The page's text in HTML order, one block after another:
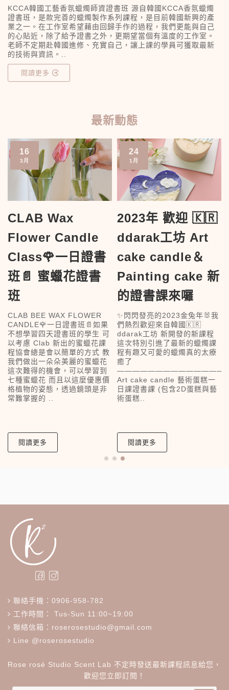
KCCA韓國工藝香氛蠟燭師資證書班 源自韓國KCCA香氛蠟燭
證書班，是款完善的蠟燭製作系列課程，是目前韓國新興的產
業之一。在工作室希望藉由回歸手作的過程，我們更能與自己
的心貼近，除了給予證書之外，更期望當個有溫度的工作室。
老師不定期赴韓國進修、充實自己，讓上課的學員可獲取最新
的技術與資訊。..
閱讀更多
最新動態
16
3月
CLAB Wax
Flower Candle
Class🌹一日證書
班📄 蜜蠟花證書
班
CLAB BEE WAX FLOWER
CANDLE🌹一日證書班📄如果
不想學習四天證書班的學生 可
以考慮 Clab 新出的蜜蠟花課
程協會總是會以簡單的方式 教
我們做出一朵朵美麗的蜜蠟花
這次難得的機會，可以學習到
七種蜜蠟花 而且以這麼優惠價
格植物的姿態，透過鏡頭是非
常難掌握的 ..
閱讀更多
24
1月
2023年 歡迎 🇰🇷
ddarak工坊 Art
cake candle＆
Painting cake 新
的證書課來囉
✨閃閃發亮的2023金兔年🐰我
們熱烈歡迎來自韓國🇰🇷
ddarak工坊 新開發的新課程
這次特別引進了最新的蠟燭課
程有趣又可愛的蠟燭真的太療
癒了
Art cake candle 藝術蛋糕一
日課證書課 (包含2D蛋糕與藝
術蛋糕..
閱讀更多
聯絡手機：0906-958-782
工作時間： Tus-Sun 11:00~19:00
聯絡信箱：roserosestudio@gmail.com
Line @roserosestudio
Rose rosé Studio Scent Lab 不定時發送最新課程訊息給您，
歡迎您立即訂閱！